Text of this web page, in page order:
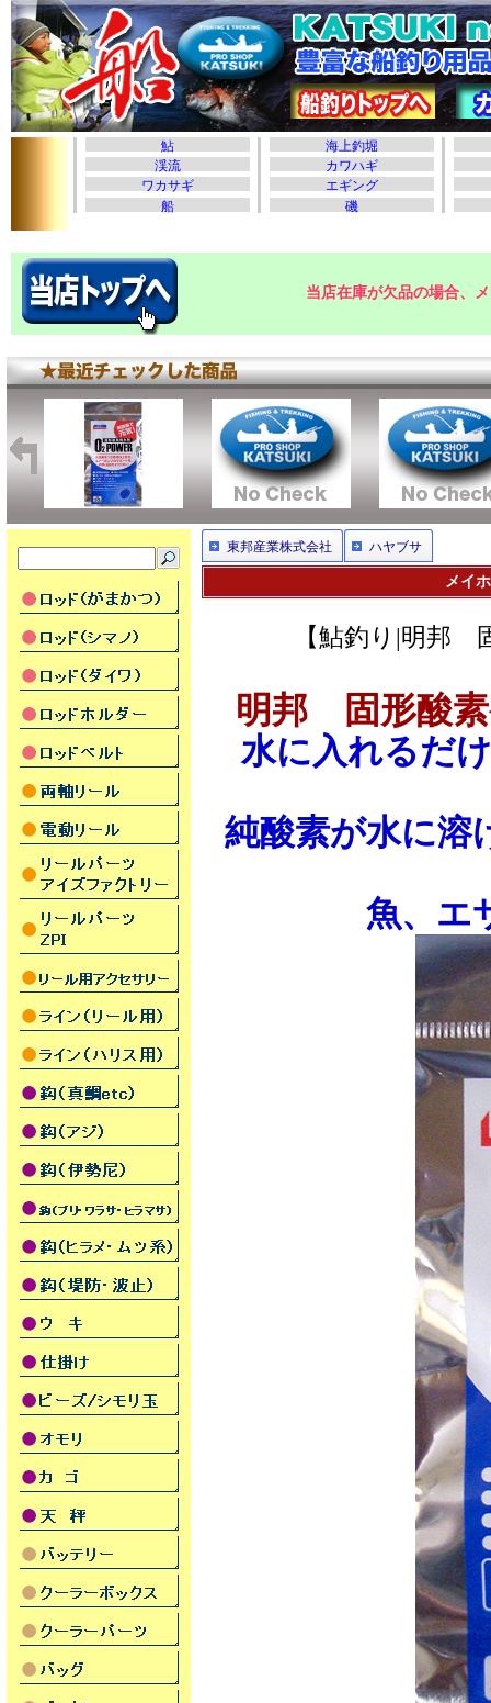
当店在庫が欠品の場合、
東邦産業株式会社 ハヤブサ
メイ
【鮎釣り|明邦
明邦 固形酸
水に入れるだ
純酸素が水に溶
魚、エ